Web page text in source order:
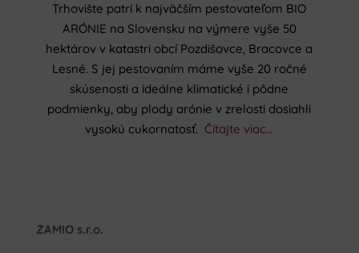
Trhovište patrí k najväčším pestovateľom BIO
ARÓNIE na Slovensku na výmere vyše 50
hektárov v katastri obcí Pozdišovce, Bracovce a
Lesné. S jej pestovaním máme vyše 20 ročné
skúsenosti a ideálne klimatické i pôdne
podmienky, aby plody arónie v zrelosti dosiahli
vysokú cukornatosť. Čítajte viac…
ZAMIO s.r.o.